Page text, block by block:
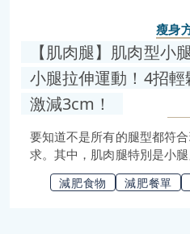
瘦身
【肌肉腿】肌肉型小
小腿拉伸運動！4招
激減3cm！
要知道不是所有的腿型都符
求。其中，肌肉腿特別是小
常成為不少人困擾的問題。
壯，還可能對運動表現和外
減肥食物 減肥餐單